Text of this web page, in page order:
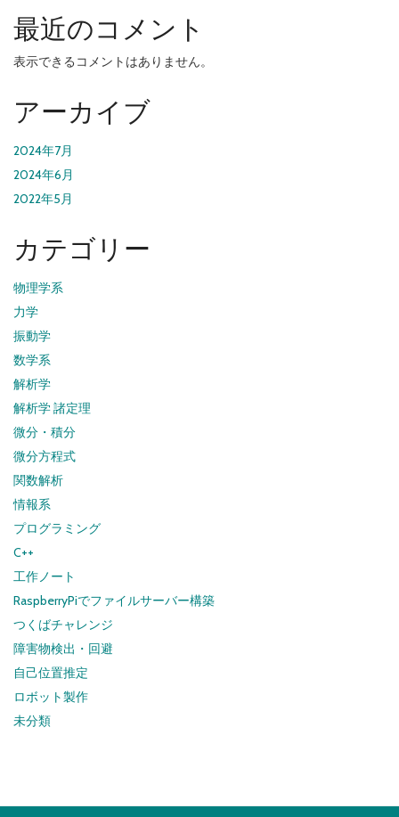
最近のコメント
表示できるコメントはありません。
アーカイブ
2024年7月
2024年6月
2022年5月
カテゴリー
物理学系
力学
振動学
数学系
解析学
解析学 諸定理
微分・積分
微分方程式
関数解析
情報系
プログラミング
C++
工作ノート
RaspberryPiでファイルサーバー構築
つくばチャレンジ
障害物検出・回避
自己位置推定
ロボット製作
未分類